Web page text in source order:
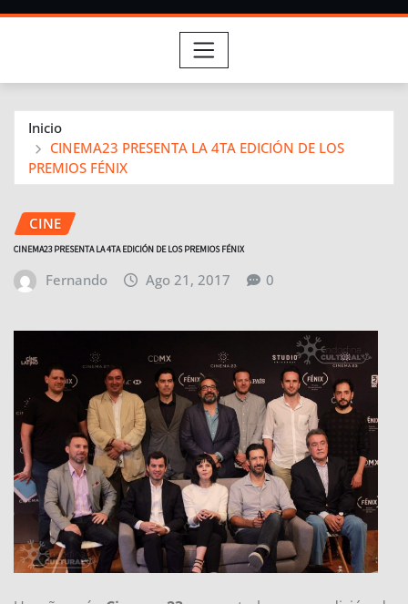
Inicio
CINEMA23 PRESENTA LA 4TA EDICIÓN DE LOS
PREMIOS FÉNIX
CINE
CINEMA23 PRESENTA LA 4TA EDICIÓN DE LOS PREMIOS FÉNIX
Fernando Ago 21, 2017 0